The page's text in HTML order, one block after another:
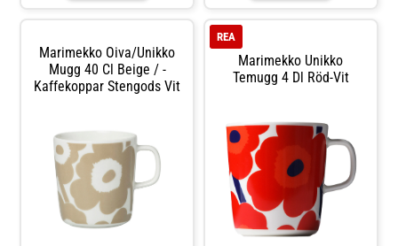
Marimekko Oiva/unikko
Mugg 40 Cl Beige / -
Kaffekoppar Stengods Vit
Marimekko Unikko
Temugg 4 Dl Röd-Vit
REA